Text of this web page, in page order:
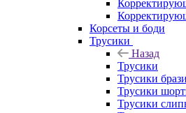
Корсеты и боди
Трусики
Назад
Трусики
Трусики
Трусики
Трусики